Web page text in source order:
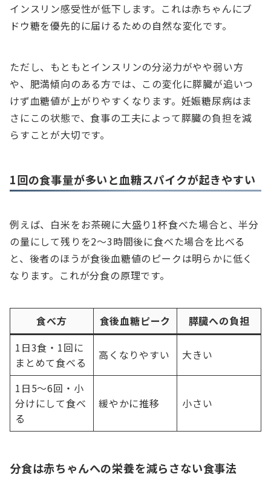
インスリン感受性が低下します。これは赤ちゃんにブ
ドウ糖を優先的に届けるための自然な変化です。
ただし、もともとインスリンの分泌力がやや弱い方
や、肥満傾向のある方では、この変化に膵臓が追いつ
けず血糖値が上がりやすくなります。妊娠糖尿病はま
さにこの状態で、食事の工夫によって膵臓の負担を減
らすことが大切です。
1回の食事量が多いと血糖スパイクが起きやすい
例えば、白米をお茶碗に大盛り1杯食べた場合と、半分
の量にして残りを2〜3時間後に食べた場合を比べる
と、後者のほうが食後血糖値のピークは明らかに低く
なります。これが分食の原理です。
食べ方 食後血糖ピーク
膵臓への負担
1日3食・1回に
まとめて食べる
高くなりやすい 大きい
1日5〜6回・小
分けにして食べ
る
緩やかに推移 小さい
分食は赤ちゃんへの栄養を減らさない食事法